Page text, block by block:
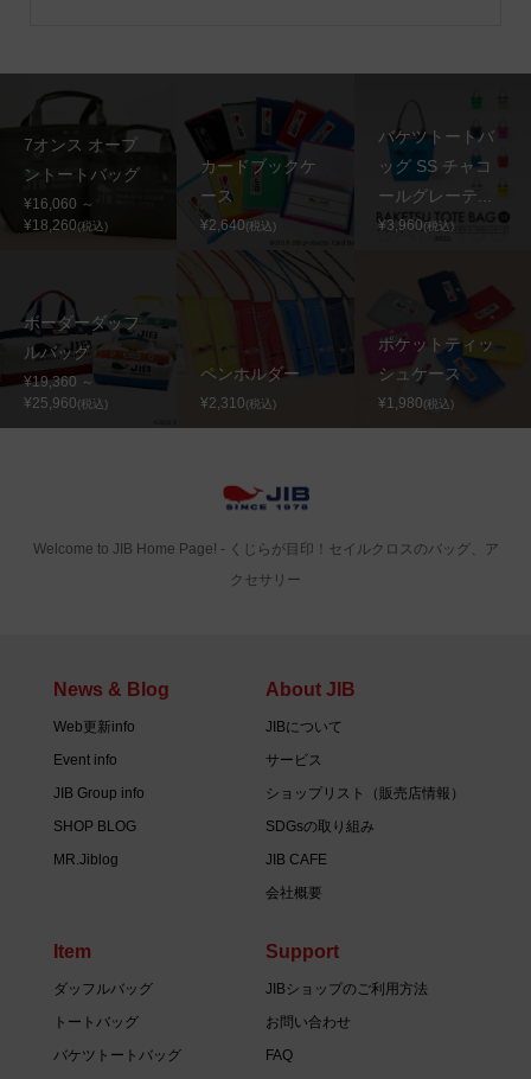
7オンス オープ
ントートバッグ
¥16,060 ～
¥18,260(税込)
カードブックケ
ース
¥2,640(税込)
バケツトートバ
ッグ SS チャコ
ールグレーテ...
¥3,960(税込)
ボーダーダッフ
ルバッグ
¥19,360 ～
¥25,960(税込)
ペンホルダー
¥2,310(税込)
ポケットティッ
シュケース
¥1,980(税込)
Welcome to JIB Home Page! ‐ くじらが目印！セイルクロスのバッグ、ア
クセサリー
News & Blog
Web更新info
Event info
JIB Group info
SHOP BLOG
MR.Jiblog
About JIB
JIBについて
サービス
ショップリスト（販売店情報）
SDGsの取り組み
JIB CAFE
会社概要
Item
ダッフルバッグ
トートバッグ
バケツトートバッグ
Support
JIBショップのご利用方法
お問い合わせ
FAQ